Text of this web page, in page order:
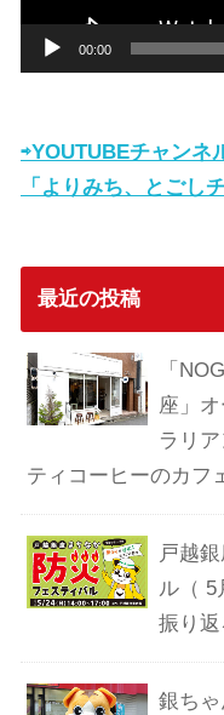
00:00
⇨YOUTUBEチャンネ
「よりみち、とごし
最近の投稿
「
座」
ラリ
ティコーヒーのカフ
戸越
ル（ 5
振り返
銀ち